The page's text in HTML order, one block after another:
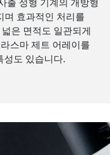
며 효과적인 처리를
은 면적도 일관되게
스마 제트 어레이를
성도 있습니다.